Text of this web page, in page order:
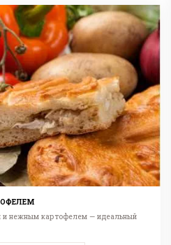
и нежным картофелем — идеальный